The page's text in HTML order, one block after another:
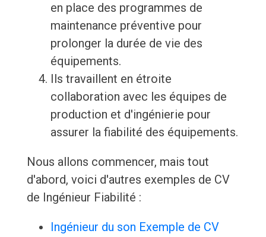
en place des programmes de
maintenance préventive pour
prolonger la durée de vie des
équipements.
Ils travaillent en étroite
collaboration avec les équipes de
production et d'ingénierie pour
assurer la fiabilité des équipements.
Nous allons commencer, mais tout
d'abord, voici d'autres exemples de CV
de Ingénieur Fiabilité :
Ingénieur du son Exemple de CV